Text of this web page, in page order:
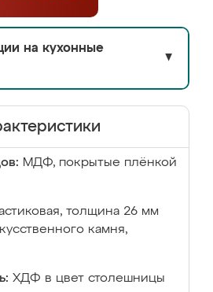
на кухонные
▼
МДФ, покрытые плёнкой
толщина 26 мм
камня,
ХДФ в цвет столешницы